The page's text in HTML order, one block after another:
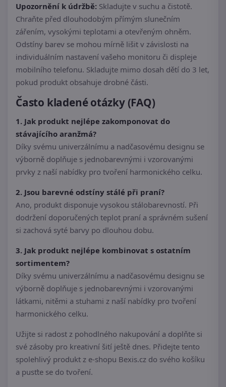
Upozornění k údržbě: Skladujte v suchu a čistotě.
Chraňte před dlouhodobým přímým slunečním
zářením, vysokými teplotami a otevřeným ohněm.
Odstíny barev se mohou mírně lišit v závislosti na
individuálním nastavení vašeho monitoru či displeje
mobilního telefonu. Skladujte mimo dosah dětí do 3 let,
pokud produkt obsahuje drobné části.
Často kladené otázky (FAQ)
1. Jak produkt nejlépe zakomponovat do
stávajícího aranžmá?
Díky svému univerzálnímu a nadčasovému designu se
výborně doplňuje s jednobarevnými i vzorovanými
prvky z naší nabídky pro tvoření harmonického celku.
2. Jsou barevné odstíny stálé při praní?
Ano, produkt disponuje vysokou stálobarevností. Při
dodržení doporučených teplot praní a správném sušení
si zachová syté barvy po dlouhou dobu.
3. Jak produkt nejlépe kombinovat s ostatním
sortimentem?
Díky svému univerzálnímu a nadčasovému designu se
výborně doplňuje s jednobarevnými i vzorovanými
látkami, nitěmi a stuhami z naší nabídky pro tvoření
harmonického celku.
Užijte si radost z pohodlného nakupování a doplňte si
své zásoby pro kreativní šití ještě dnes. Přidejte tento
spolehlivý produkt z e-shopu Bexis.cz do svého košíku
a pusťte se do tvoření.